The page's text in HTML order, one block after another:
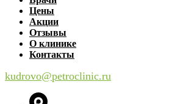
Цены
Акции
Отзывы
О клинике
Контакты
kudrovo@petroclinic.ru